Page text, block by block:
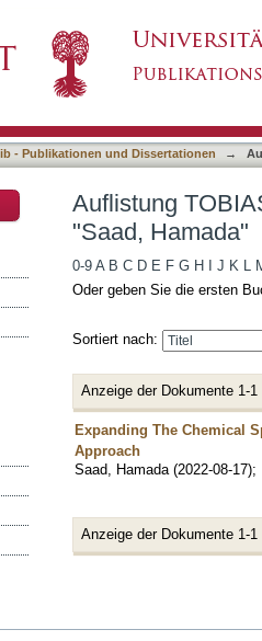
- Publikationen und Dissertationen →
Auflistung
"Saad, Hamada"
0-9 A B C D E F G H J K L
Oder geben Sie die ersten
Sortiert nach:
Anzeige der Dokumente 1-1
Expanding The Chemical
Approach
Saad, Hamada (2022-08-17);
Anzeige der Dokumente 1-1